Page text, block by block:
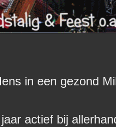
in een gezond
actief bij